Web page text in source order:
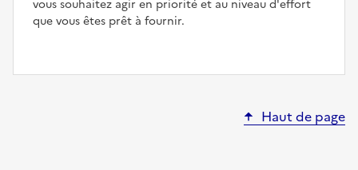
vous souhaitez agir en priorité et au niveau d'effort
que vous êtes prêt à fournir.
Haut de page